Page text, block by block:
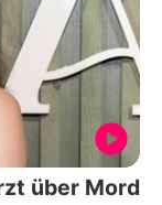
über Mord